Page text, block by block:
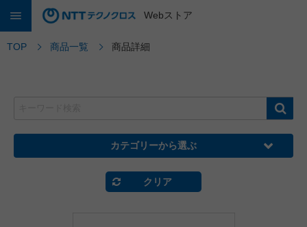
Webストア
TOP 商品一覧 商品詳細
カテゴリーから選ぶ
クリア